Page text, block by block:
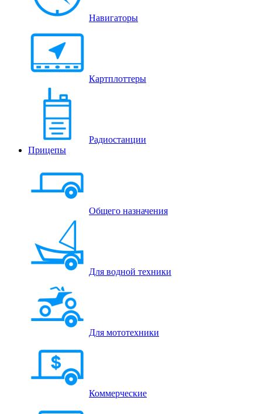
Навигаторы
Картплоттеры
Радиостанции
Прицепы
Общего назначения
Для водной техники
Для мототехники
Коммерческие